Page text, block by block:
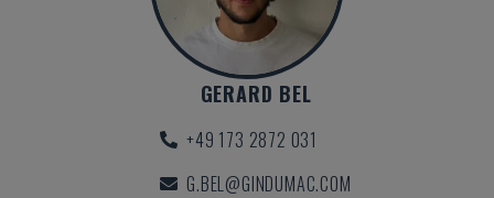
GERARD BEL
+49 173 2872 031
G.BEL@GINDUMAC.COM